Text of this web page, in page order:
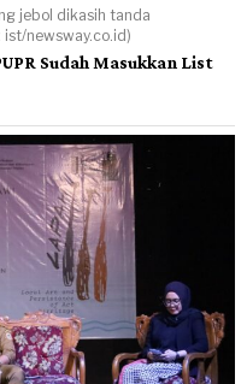
jebol dikasih tanda
newsway.co.id)
Sudah Masukkan List